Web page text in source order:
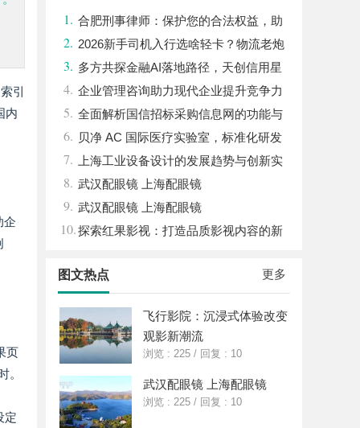
引
内
企
页
。
定
1. 合肥刑事律师：保护您的合法权益，助
您走出法律困境
2. 2026新手司机入行选啥轻卡？物流老炮
儿的深度选车经与标杆车型解析
3. 多方共探金融AI落地路径，天创信用星
图AI助力产业金融智能升级
4. 企业管理咨询助力现代企业提升竞争力
的实践与策略
5. 全面解析国信招标采购信息网的功能与
优势
6. 贝净 AC 国际医疗实验室，标准化研发
体系全解析
7.
上海工业设备设计的发展趋势与创新实
践探索
8. 武汉配眼镜 上海配眼镜
9. 武汉配眼镜 上海配眼镜
10.探索红果影视：打造品质影视内容的新
更多
图文热点
飞行影院：沉浸式体验改变
观影新潮流
浏览 : 225 / 回复 : 10
武汉配眼镜 上海配眼镜
浏览 : 225 / 回复 : 10